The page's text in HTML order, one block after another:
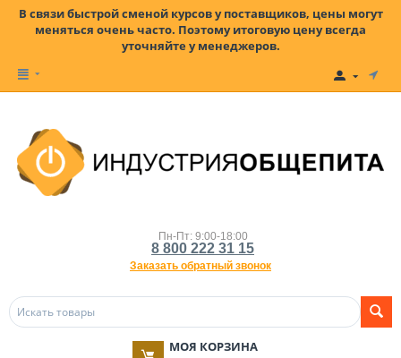
В связи быстрой сменой курсов у поставщиков, цены могут
меняться очень часто. Поэтому итоговую цену всегда
уточняйте у менеджеров.
Пн-Пт: 9:00-18:00
8 800 222 31 15
Заказать обратный звонок
МОЯ КОРЗИНА